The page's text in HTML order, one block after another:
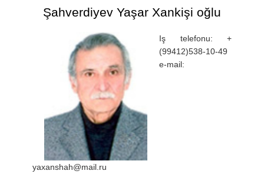
Şahverdiyev Yaşar Xankişi oğlu
Iş telefonu: +
(99412)538-10-49
e-mail:
yaxanshah@mail.ru